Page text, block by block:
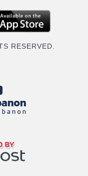
RESERVED.